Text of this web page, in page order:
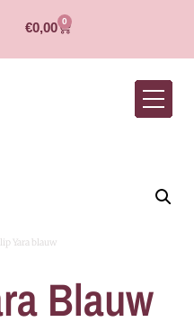
€0,00 0
Yara blauw
Blauw